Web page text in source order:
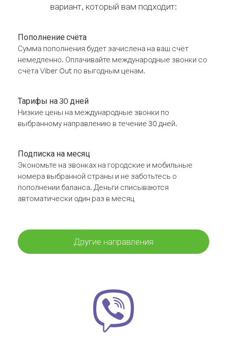
вариант, который вам подходит:
Пополнение счёта
Сумма пополнения будет зачислена на ваш счёт
немедленно. Оплачивайте международные звонки со
счёта Viber Out по выгодным ценам.
Тарифы на 30 дней
Низкие цены на международные звонки по
выбранному направлению в течение 30 дней.
Подписка на месяц
Экономьте на звонках на городские и мобильные
номера выбранной страны и не заботьтесь о
пополнении баланса. Деньги списываются
автоматически один раз в месяц
Другие направления